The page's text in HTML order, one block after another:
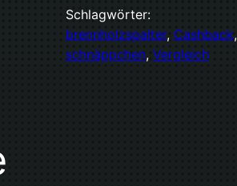
Schlagwörter:
brennholzspalter, Cashback,
schnäppchen, Vergleich